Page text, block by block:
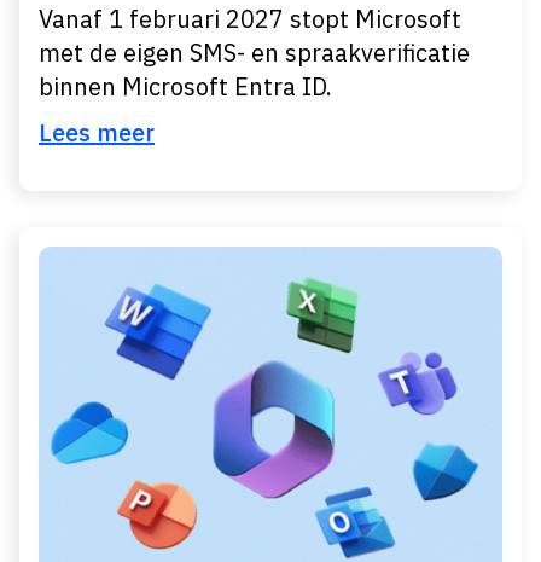
Vanaf 1 februari 2027 stopt Microsoft
met de eigen SMS- en spraakverificatie
binnen Microsoft Entra ID.
Lees meer